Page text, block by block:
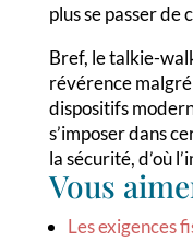
plus se passer de
Bref, le talkie-
révérence
dispositifs
s’imposer dans
la sécurité, d’où
Vous
Les exigences